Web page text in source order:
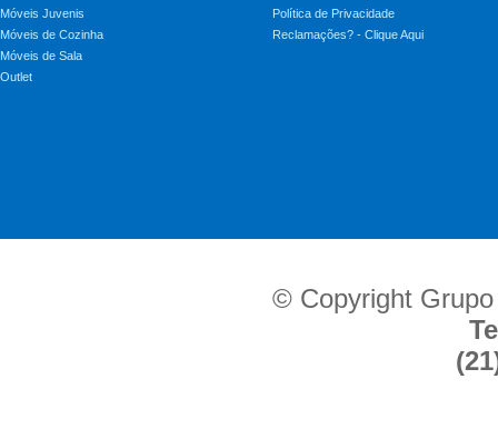
Móveis Juvenis
Móveis de Cozinha
Móveis de Sala
Outlet
Política de Privacidade
Reclamações? - Clique Aqui
© Copyright